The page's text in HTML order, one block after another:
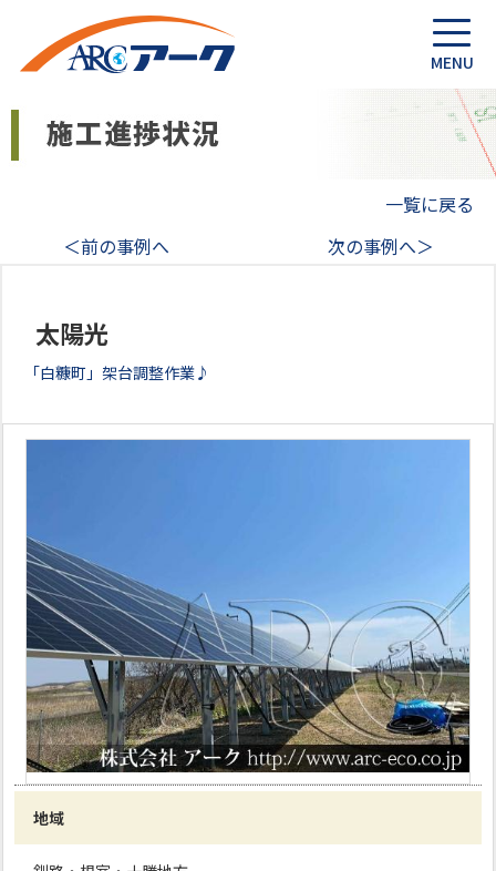
一覧に戻る
＜前の事例へ
次の事例へ＞
太陽光
「白糠町」架台調整作業♪
地域